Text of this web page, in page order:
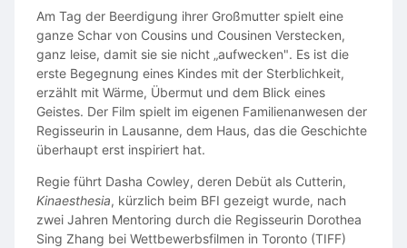
REFEREE
Male or Female | Playing Age: 30–55
Professional.
Calm.
Responsible for maintaining order inside the fight cage.
Minimal dialogue.
Am Tag der Beerdigung ihrer Großmutter spielt eine
ganze Schar von Cousins und Cousinen Verstecken,
ganz leise, damit sie sie nicht „aufwecken". Es ist die
erste Begegnung eines Kindes mit der Sterblichkeit,
erzählt mit Wärme, Übermut und dem Blick eines
Geistes. Der Film spielt im eigenen Familienanwesen der
Regisseurin in Lausanne, dem Haus, das die Geschichte
überhaupt erst inspiriert hat.
Regie führt Dasha Cowley, deren Debüt als Cutterin,
Kinaesthesia, kürzlich beim BFI gezeigt wurde, nach
zwei Jahren Mentoring durch die Regisseurin Dorothea
Sing Zhang bei Wettbewerbsfilmen in Toronto (TIFF)